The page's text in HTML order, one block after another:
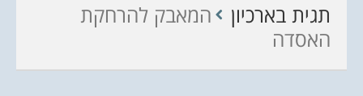
תגית בארכיון
המאבק להרחקת
האסדה